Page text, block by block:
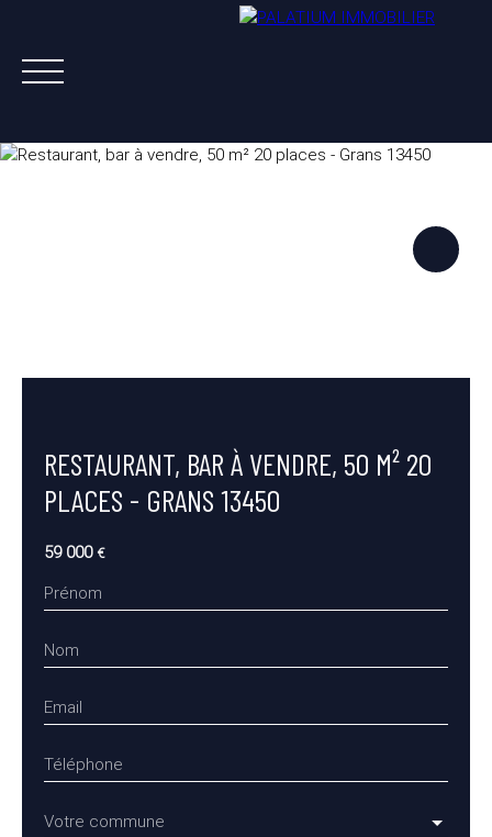
RESTAURANT, BAR À VENDRE, 50 M² 20
PLACES - GRANS 13450
59 000 €
Prénom
Nom
Email
Téléphone
Votre commune